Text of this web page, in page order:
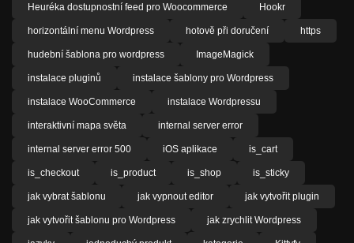
Heuréka dostupnostní feed pro Woocommerce Hookr
horizontální menu Wordpress hotově při doručení https
hudební šablona pro wordpress ImageMagick
instalace pluginů instalace šablony pro Wordpress
instalace WooCommerce instalace Wordpressu
interaktivní mapa světa internal server error
internal server error 500 iOS aplikace is_cart
is_checkout is_product is_shop is_sticky
jak vybrat šablonu jak vypnout editor jak vytvořit plugin
jak vytvořit šablonu pro Wordpress jak zrychlit Wordpress